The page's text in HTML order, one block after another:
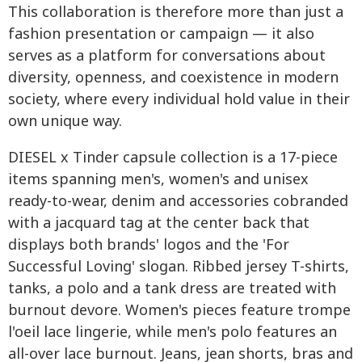
This collaboration is therefore more than just a
fashion presentation or campaign — it also
serves as a platform for conversations about
diversity, openness, and coexistence in modern
society, where every individual hold value in their
own unique way.
DIESEL x Tinder capsule collection is a 17-piece
items spanning men's, women's and unisex
ready-to-wear, denim and accessories cobranded
with a jacquard tag at the center back that
displays both brands' logos and the 'For
Successful Loving' slogan. Ribbed jersey T-shirts,
tanks, a polo and a tank dress are treated with
burnout devore. Women's pieces feature trompe
l'oeil lace lingerie, while men's polo features an
all-over lace burnout. Jeans, jean shorts, bras and